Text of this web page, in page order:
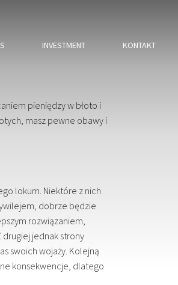
INVESTMENT KONTAKT
pieniędzy w błoto i
masz pewne obawy i
lokum. Niektóre z nich
dobrze będzie
rozwiązaniem,
drugiej jednak strony
swoich wojaży. Kolejną
konsekwencje, dlatego